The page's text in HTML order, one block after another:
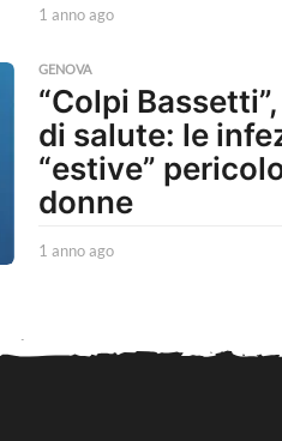
1 anno ago1
o
a
g
o
GENOVA
“Colpi
di salute: le
“estive”
donne
1 anno ago1